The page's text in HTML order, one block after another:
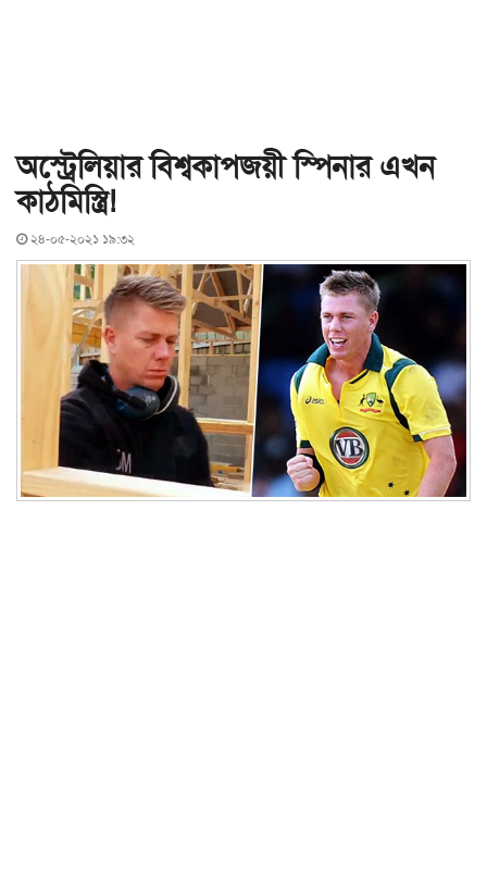
অস্ট্রেলিয়ার বিশ্বকাপজয়ী স্পিনার এখন
কাঠমিস্ত্রি!
২৪-০৫-২০২১ ১৯:৩২